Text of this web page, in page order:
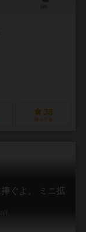
38
持ってる
ぐよ。 ミニ拡